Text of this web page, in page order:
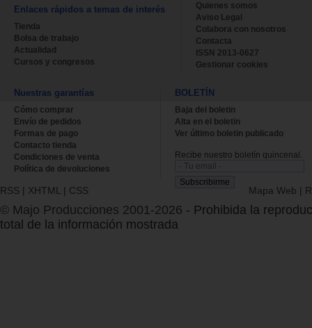
Enlaces rápidos a temas de interés
Tienda
Bolsa de trabajo
Actualidad
Cursos y congresos
Quienes somos
Aviso Legal
Colabora con nosotros
Contacta
ISSN 2013-0627
Gestionar cookies
Nuestras garantías
Cómo comprar
Envío de pedidos
Formas de pago
Contacto tienda
Condiciones de venta
Política de devoluciones
BOLETÍN
Baja del boletin
Alta en el boletin
Ver último boletin publicado
Recibe nuestro boletín quincenal.
RSS | XHTML | CSS Mapa Web |
© Majo Producciones 2001-2026 - Prohibida la
total de la información mostrada